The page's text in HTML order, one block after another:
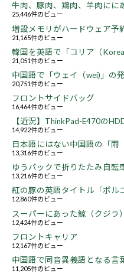
牛肉、豚肉、鶏肉、羊肉にに
25,446件のビュー
増設メモリがハードウェア予
21,165件のビュー
韓国を英語で「コリア（
21,051件のビュー
中国語で「ウェイ（wei)」の
20,751件のビュー
フロントサイドバッグ
16,464件のビュー
【近況】ThinkPad-E470の
14,922件のビュー
日本語にはない中国語の「雨
13,316件のビュー
ゆうパックで折りたたみ自転
13,216件のビュー
紅の豚の英語タイトル「ポル
12,860件のビュー
スーパーにあった鯨（クジラ
12,424件のビュー
フロントキャリア
12,167件のビュー
中国語で同音異義語となる言
11,205件のビュー